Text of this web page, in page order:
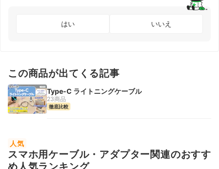
はい いいえ
この商品が出てくる記事
Type-C ライトニングケーブル
23商品
徹底比較
人気
スマホ用ケーブル・アダプター関連のおすす
め人気ランキング